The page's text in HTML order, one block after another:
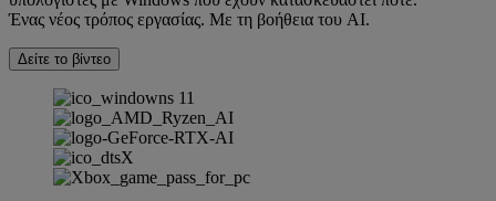
Ένας νέος τρόπος εργασίας. Με τη βοήθεια του AI.
Δείτε το βίντεο